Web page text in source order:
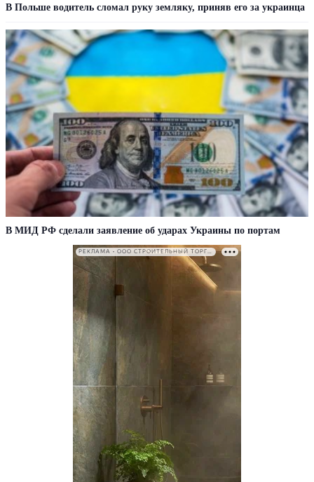
В Польше водитель сломал руку земляку, приняв его за украинца
В МИД РФ сделали заявление об ударах Украины по портам
РЕКЛАМА • ООО СТРОИТЕЛЬНЫЙ ТОРГОВЫЙ ДОМ «ПЕТРОВИЧ». ИНН: 7802348846